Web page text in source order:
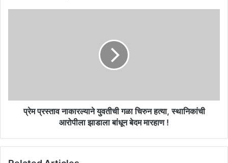
आरोपीला
झाडालाप्रेम प्रस्ताव नाकारल्याने युवतीची गळा चिरुन हत्या, स्थानिकांची
आरोपीला झाडाला बांधून बेदम मारहाण !